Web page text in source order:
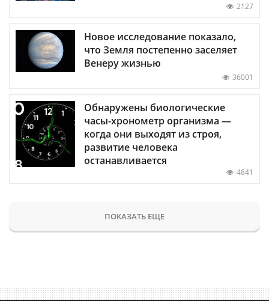
2127
Новое исследование показало,
что Земля постепенно заселяет
Венеру жизнью
36001
Обнаружены биологические
часы-хронометр организма —
когда они выходят из строя,
развитие человека
останавливается
4841
ПОКАЗАТЬ ЕЩЕ